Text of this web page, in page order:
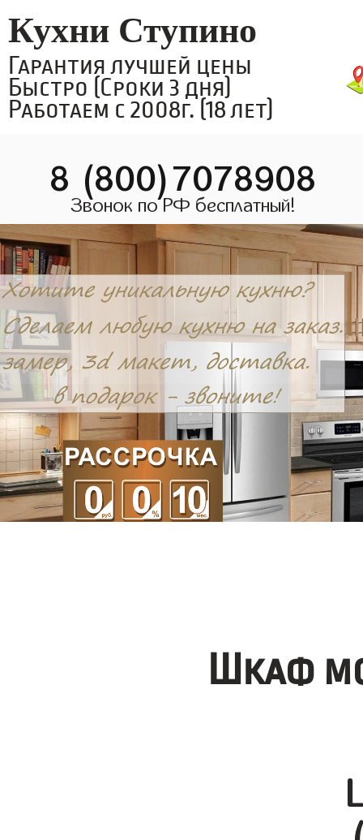
Кухни Ступино
Гарантия лучшей цены
Быстро (Сроки 3 дня)
Работаем с 2008г. (18 лет)
8 (800)7078908
Звонок по РФ бесплатный!
Шкаф